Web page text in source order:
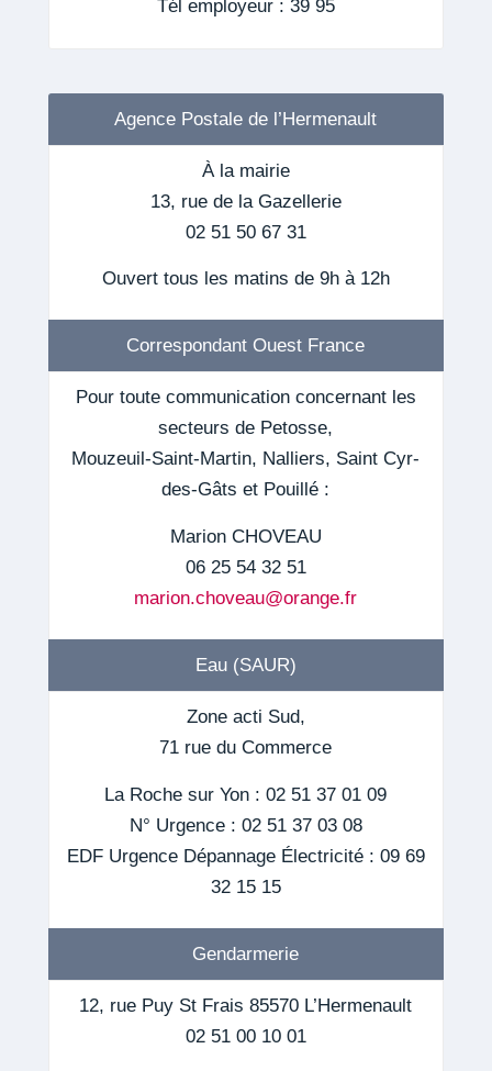
Tél employeur : 39 95
Agence Postale de l’Hermenault
À la mairie
13, rue de la Gazellerie
02 51 50 67 31
Ouvert tous les matins de 9h à 12h
Correspondant Ouest France
Pour toute communication concernant les
secteurs de Petosse,
Mouzeuil-Saint-Martin, Nalliers, Saint Cyr-
des-Gâts et Pouillé :
Marion CHOVEAU
06 25 54 32 51
marion.choveau@orange.fr
Eau (SAUR)
Zone acti Sud,
71 rue du Commerce
La Roche sur Yon : 02 51 37 01 09
N° Urgence : 02 51 37 03 08
EDF Urgence Dépannage Électricité : 09 69
32 15 15
Gendarmerie
12, rue Puy St Frais 85570 L’Hermenault
02 51 00 10 01